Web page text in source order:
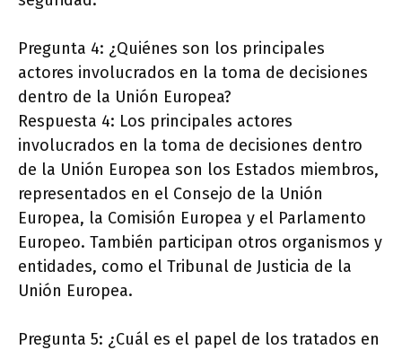
Pregunta 4: ¿Quiénes son los principales
actores involucrados en la toma de decisiones
dentro de la Unión Europea?
Respuesta 4: Los principales actores
involucrados en la toma de decisiones dentro
de la Unión Europea son los Estados miembros,
representados en el Consejo de la Unión
Europea, la Comisión Europea y el Parlamento
Europeo. También participan otros organismos y
entidades, como el Tribunal de Justicia de la
Unión Europea.
Pregunta 5: ¿Cuál es el papel de los tratados en